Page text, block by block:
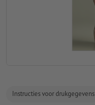
Instructies voor drukgegevens